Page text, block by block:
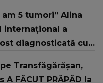
5 tumori” Alina
internațional a
diagnosticată cu
Transfăgărășan,
FĂCUT PRĂPĂD la